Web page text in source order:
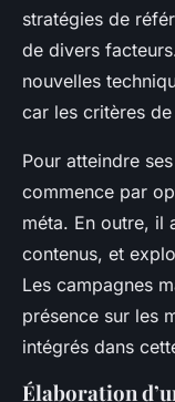
stratégies de
de divers
nouvelles
car les critères
Pour atteindre
commence par
méta. En outre, il
contenus, et
Les campagnes
présence sur les
intégrés dans
Élaboration